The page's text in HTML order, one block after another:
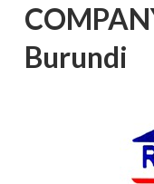
Burundi